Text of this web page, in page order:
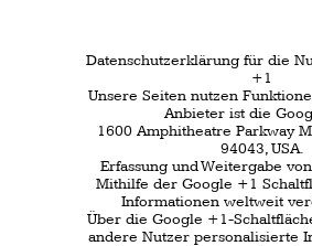
Datenschutzerklärung für die Nutzung von
YouTube
Unsere Websites nutzt Plugins der von Google
betriebenen Seite YouTube.
Betreiber der Seiten ist die YouTube, LLC, 901
Cherry Ave.,
San Bruno, CA 94066, USA.
Wenn Sie eine unserer mit einem YouTube-Plugin
ausgestatteten Seiten besuchen, wird eine
Verbindung zu den Servern von YouTube
hergestellt.
Dabei wird dem Youtube-Server mitgeteilt,
welche unserer Seiten Sie besucht haben.
Wenn Sie in Ihrem YouTube-Account eingeloggt